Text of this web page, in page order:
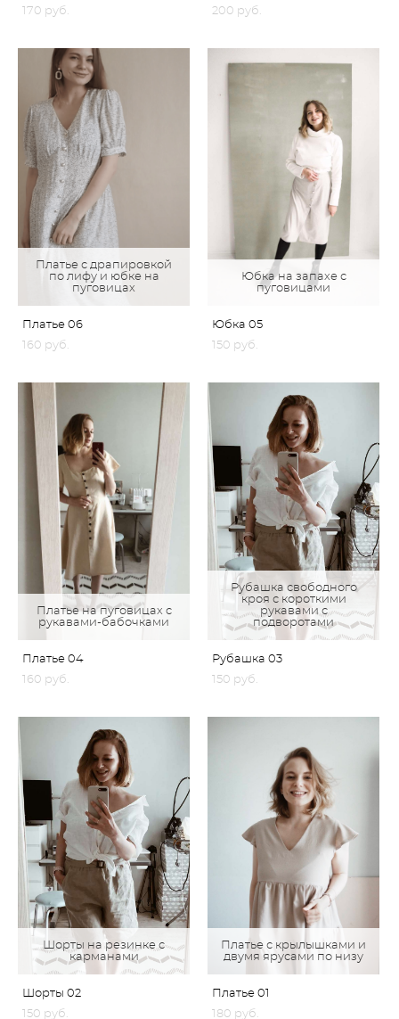
170 pуб.
200 pуб.
Платье с драпировкой
по лифу и юбке на
пуговицах
Платье 06
160 pуб.
Юбка на запахе с
пуговицами
Юбка 05
150 pуб.
Платье на пуговицах с
рукавами-бабочками
Платье 04
160 pуб.
Рубашка свободного
кроя с короткими
рукавами с
подворотами
Рубашка 03
150 pуб.
Шорты на резинке с
карманами
Шорты 02
150 pуб.
Платье с крылышками и
двумя ярусами по низу
Платье 01
180 pуб.